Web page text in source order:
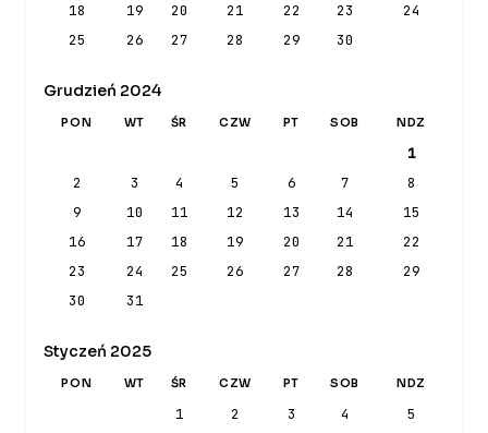
18
19 20 21 22 23
24
25
26 27 28 29 30
Grudzień 2024
PON WT ŚR CZW PT SOB NDZ
1
2
3 4 5 6 7
8
9
10 11 12 13 14
15
16
17 18 19 20 21
22
23
24 25 26 27 28
29
30
31
Styczeń 2025
PON WT ŚR CZW PT SOB NDZ
1 2 3 4
5